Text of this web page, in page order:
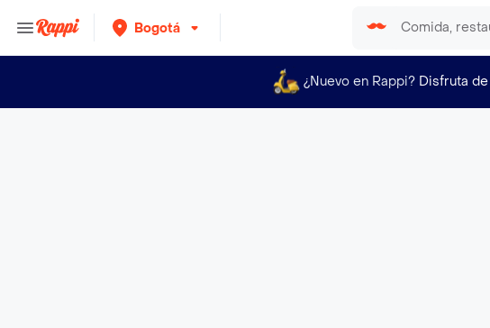
Bogotá
¿Nuevo en Rappi? Disfruta de